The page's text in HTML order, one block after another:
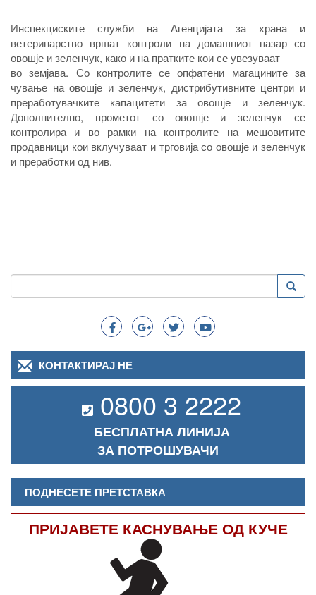
Инспекциските служби на Агенцијата за храна и
ветеринарство вршат контроли на домашниот пазар со
овошје и зеленчук, како и на пратките кои се увезуваат
во земјава. Со контролите се опфатени магацините за
чување на овошје и зеленчук, дистрибутивните центри и
преработувачките капацитети за овошје и зеленчук.
Дополнително, прометот со овошје и зеленчук се
контролира и во рамки на контролите на мешовитите
продавници кои вклучуваат и трговија со овошје и зеленчук
и преработки од нив.
Search
Пребарување
КОНТАКТИРАЈ НЕ
0800 3 2222
БЕСПЛАТНА ЛИНИЈА
ЗА ПОТРОШУВАЧИ
ПОДНЕСЕТЕ ПРЕТСТАВКА
ПРИЈАВЕТЕ КАСНУВАЊЕ ОД КУЧЕ